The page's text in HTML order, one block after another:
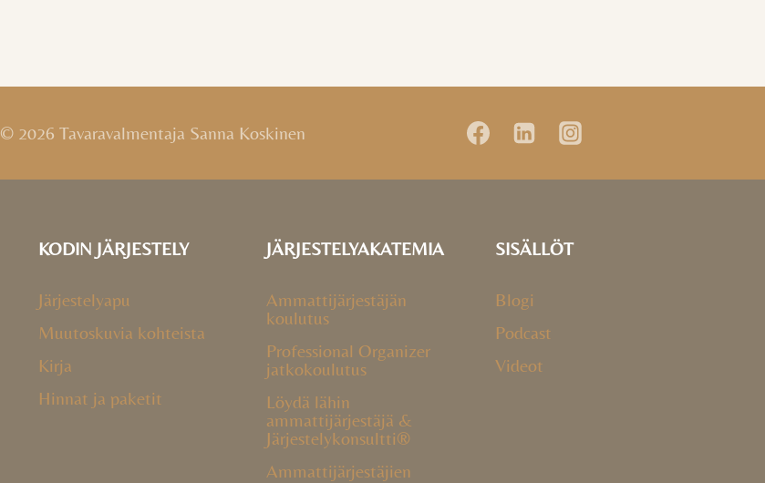
© 2026 Tavaravalmentaja Sanna Koskinen
KODIN JÄRJESTELY
Järjestelyapu
Muutoskuvia kohteista
Kirja
Hinnat ja paketit
JÄRJESTELYAKATEMIA
Ammattijärjestäjän
koulutus
Professional Organizer
jatkokoulutus
Löydä lähin
ammattijärjestäjä &
Järjestelykonsultti®
Ammattijärjestäjien
SISÄLLÖT
Blogi
Podcast
Videot